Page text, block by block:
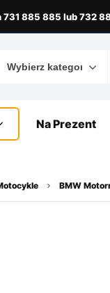
885 885 lub 732
Na Prezent
BMW